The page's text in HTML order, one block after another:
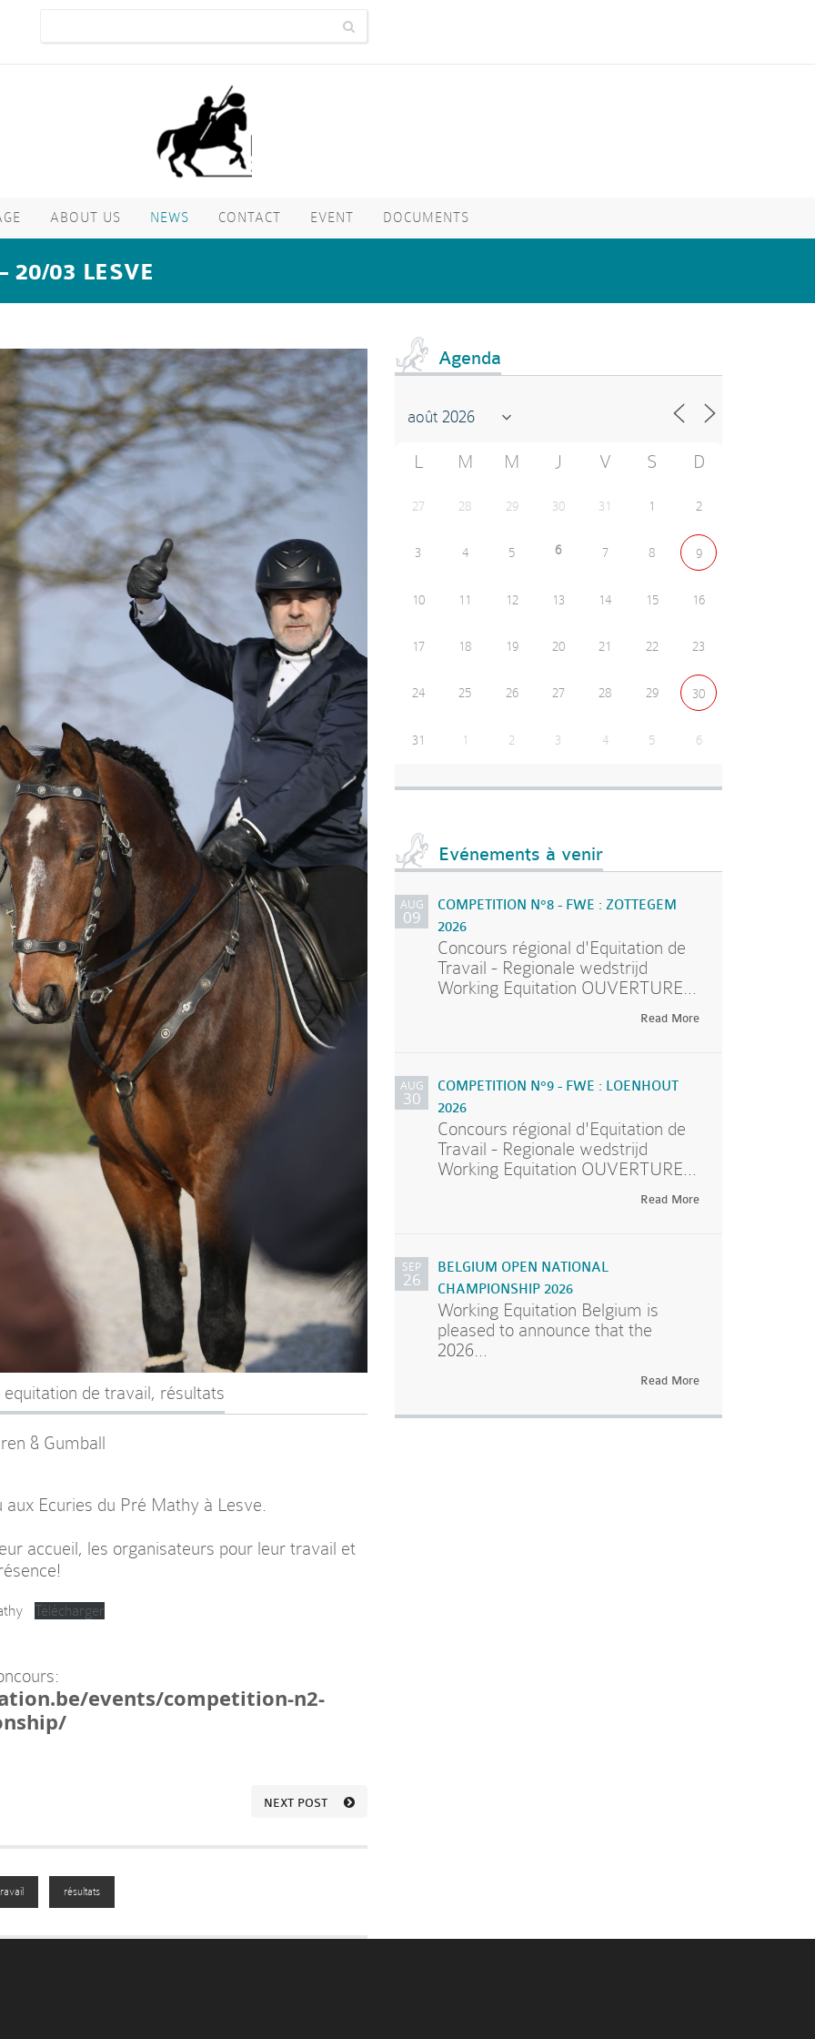
ABOUT US NEWS CONTACT EVENT DOCUMENTS
20/03 LESVE
equitation de travail, résultats
& Gumball
Ecuries du Pré Mathy à Lesve.
accueil, les organisateurs pour leur travail et
Télécharger
events/competition-n2-
NEXT POST
résultats
Agenda
L M M J V S D
27 28 29 30 31 1 2
3 4 5 6 7 8 9
10 11 12 13 14 15 16
17 18 19 20 21 22 23
24 25 26 27 28 29 30
31 1 2 3 4 5 6
Evénements à venir
AUG
09
COMPETITION N°8 - FWE : ZOTTEGEM
2026
Concours régional d'Equitation de
Travail - Regionale wedstrijd
Working Equitation OUVERTURE...
Read More
AUG
30
COMPETITION N°9 - FWE : LOENHOUT
2026
Concours régional d'Equitation de
Travail - Regionale wedstrijd
Working Equitation OUVERTURE...
Read More
SEP
26
BELGIUM OPEN NATIONAL
CHAMPIONSHIP 2026
Working Equitation Belgium is
pleased to announce that the
2026...
Read More